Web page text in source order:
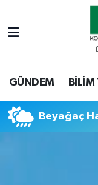
GÜNDEM BİLİM
Beyağaç
Kocaeli
Kocaeli Hava